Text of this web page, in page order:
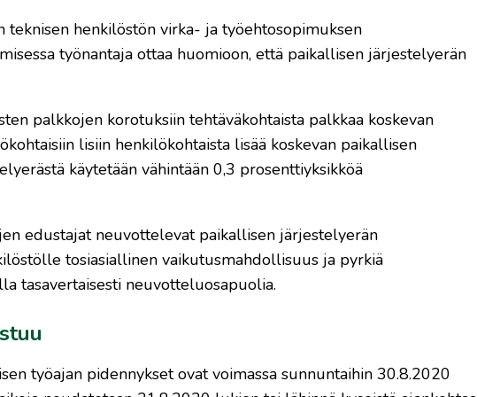
henkilöstön virka- ja työehtosopimuksen
työnantaja ottaa huomioon, että paikallisen järjestelyerän
palkkojen korotuksiin tehtäväkohtaista palkkaa koskevan
lisiin henkilökohtaista lisää koskevan paikallisen
käytetään vähintään 0,3 prosenttiyksikköä
edustajat neuvottelevat paikallisen järjestelyerän
tosiasiallinen vaikutusmahdollisuus ja pyrkiä
tasavertaisesti neuvotteluosapuolia.
työajan pidennykset ovat voimassa sunnuntaihin 30.8.2020